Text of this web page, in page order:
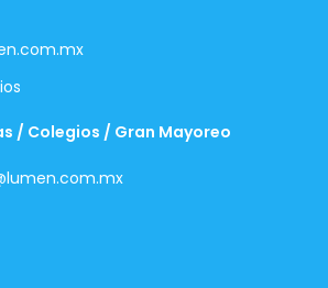
/ Colegios / Gran Mayoreo